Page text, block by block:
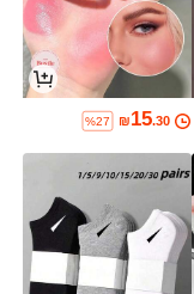
₪15.30
%27